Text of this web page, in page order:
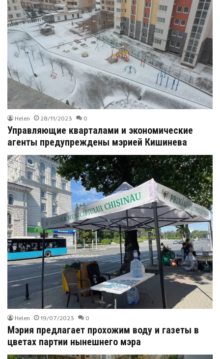
Helen 28/11/2023 0
Управляющие кварталами и экономические
агенты предупреждены мэрией Кишинева
Helen 19/07/2023 0
Мэрия предлагает прохожим воду и газеты в
цветах партии нынешнего мэра